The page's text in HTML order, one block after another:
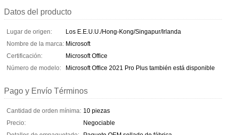
Datos del producto
Lugar de origen:
Los E.E.U.U./Hong-Kong/Singapur/Irlanda
Nombre de la marca: Microsoft
Certificación:
Microsoft Office
Número de modelo:
Microsoft Office 2021 Pro Plus también está disponible
Pago y Envío Términos
Cantidad de orden mínima: 10 piezas
Precio:
Negociable